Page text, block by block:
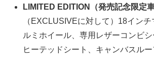
LIMITED EDITION（発売記念限定車
（EXCLUSIVEに対して）18イン
ルミホイール、専用レザーコンビシ
ヒーテッドシート、キャンバスル